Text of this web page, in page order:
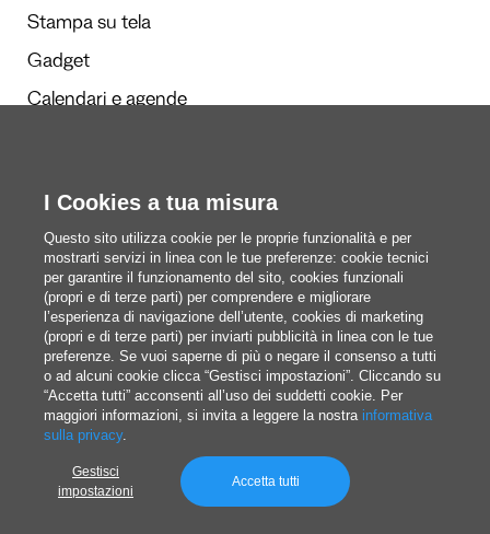
Stampa su tela
Gadget
Calendari e agende
Redazione
Questi siamo noi
blog@pixartprinting.com
Privacy policy
I Cookies a tua misura
Questo sito utilizza cookie per le proprie funzionalità e per
mostrarti servizi in linea con le tue preferenze: cookie tecnici
per garantire il funzionamento del sito, cookies funzionali
(propri e di terze parti) per comprendere e migliorare
l’esperienza di navigazione dell’utente, cookies di marketing
(propri e di terze parti) per inviarti pubblicità in linea con le tue
preferenze. Se vuoi saperne di più o negare il consenso a tutti
o ad alcuni cookie clicca “Gestisci impostazioni”. Cliccando su
“Accetta tutti” acconsenti all’uso dei suddetti cookie. Per
maggiori informazioni, si invita a leggere la nostra informativa
sulla privacy.
Gestisci
impostazioni
Accetta tutti